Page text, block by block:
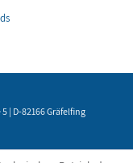
| D-82166 Gräfelfing